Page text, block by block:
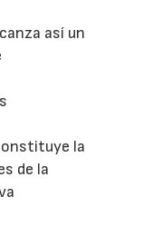
así un
la
de la